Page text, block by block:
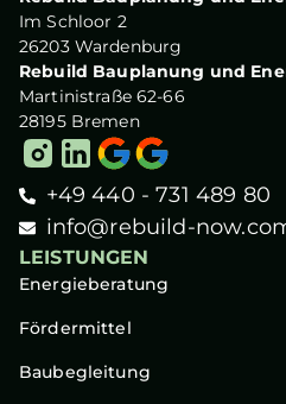
Im Schloor 2
26203 Wardenburg
Rebuild Bauplanung und
Martinistraße 62-66
28195 Bremen
+49 440 - 731 489 80
info@rebuild-
LEISTUNGEN
Energieberatung
Fördermittel
Baubegleitung